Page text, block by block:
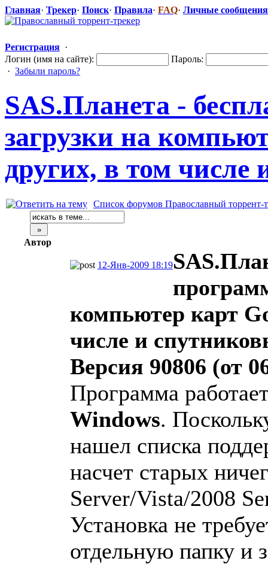
Главная· Трекер· Поиск· Правила· FAQ· Личные сообщения
Регистрация ·
Логин (имя на сайте):
Пароль:
· Забыли пароль?
SAS.Планета -
загрузки на
других, в том числе
Список форумов Православный торрент-
Автор
12-Янв-2009 18:19
компьютер карт
числе и
Версия 90806 (от
Программа
Windows.
нашел списка
насчет старых
Server/Vista/2008
Установка не
отдельную папку и